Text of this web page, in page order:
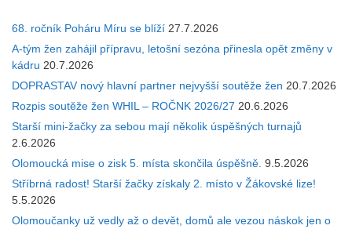
68. ročník Poháru Míru se blíží 27.7.2026
A-tým žen zahájil přípravu, letošní sezóna přinesla opět změny v
kádru 20.7.2026
DOPRASTAV nový hlavní partner nejvyšší soutěže žen 20.7.2026
Rozpis soutěže žen WHIL – ROČNK 2026/27 20.6.2026
Starší mini-žačky za sebou mají několik úspěšných turnajů
2.6.2026
Olomoucká mise o zisk 5. místa skončila úspěšně. 9.5.2026
Stříbrná radost! Starší žačky získaly 2. místo v Žákovské lize!
5.5.2026
Olomoučanky už vedly až o devět, domů ale vezou náskok jen o